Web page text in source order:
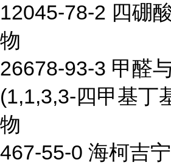
12045-78-2 四硼
物
26678-93-3 甲醛
(1,1,3,3-四甲基丁
物
467-55-0 海柯吉宁